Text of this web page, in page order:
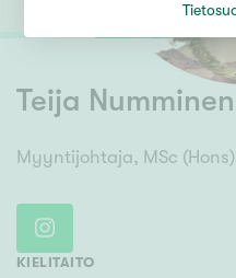
Teija Numminen
Myyntijohtaja, MSc
KIELITAITO